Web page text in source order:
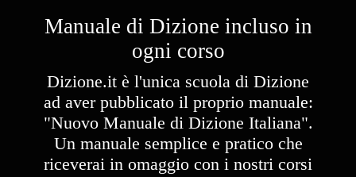
Manuale di Dizione incluso in
ogni corso
Dizione.it è l'unica scuola di Dizione
ad aver pubblicato il proprio manuale:
"Nuovo Manuale di Dizione Italiana".
Un manuale semplice e pratico che
riceverai in omaggio con i nostri corsi ​